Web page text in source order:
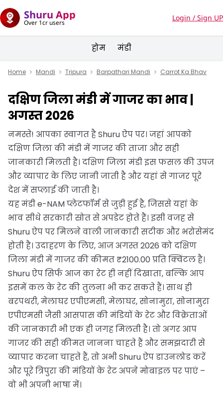
Shuru App
Over 1cr users
Login / Sign UP
होम मंडी
Home Mandi Tripura Barpathari Mandi Carrot Ka Bhav
दक्षिण जिला मंडी में गाजर का भाव |
अगस्त 2026
नमस्ते! आपका स्वागत है Shuru ऐप पर। जहां आपको
दक्षिण जिला की मंडी में गाजर की ताजा और सही
जानकारी मिलती है। दक्षिण जिला मंडी इस फसल की उपज
और व्यापार के लिए जानी जाती है और यहां से गाजर पूरे
देश में सप्लाई की जाती है।
यह मंडी e-NAM प्लेटफॉर्म से जुड़ी हुई है, जिससे यहां के
भाव सीधे सरकारी स्रोत से अपडेट होते हैं। इसी वजह से
Shuru ऐप पर मिलने वाली जानकारी सटीक और भरोसेमंद
होती है। उदाहरण के लिए, आज अगस्त 2026 को दक्षिण
जिला मंडी में गाजर की कीमत ₹2100.00 प्रति क्विंटल है।
Shuru ऐप सिर्फ आज का रेट ही नहीं दिखाता, बल्कि आप
इसमें कल के रेट की तुलना भी कर सकते हैं। साथ ही
बरपथरी, मेलाघर एपीएमसी, मेलाघर, सोनामुरा, सोनामुरा
एपीएमसी जैसी आसपास की मंडियों के रेट और विक्रेताओं
की जानकारी भी एक ही जगह मिलती है। तो अगर आप
गाजर की सही कीमत जानना चाहते हैं और समझदारी से
व्यापार करना चाहते हैं, तो अभी Shuru ऐप डाउनलोड करें
और पूरे त्रिपुरा की मंडियों के रेट अपने मोबाइल पर पाएं –
वो भी अपनी भाषा में।